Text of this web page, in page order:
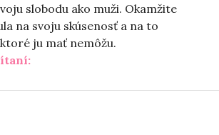
slobodu ako muži. Okamžite
na svoju skúsenosť a na to
ju mať nemôžu.
„Tie veľké rozhodnutia“